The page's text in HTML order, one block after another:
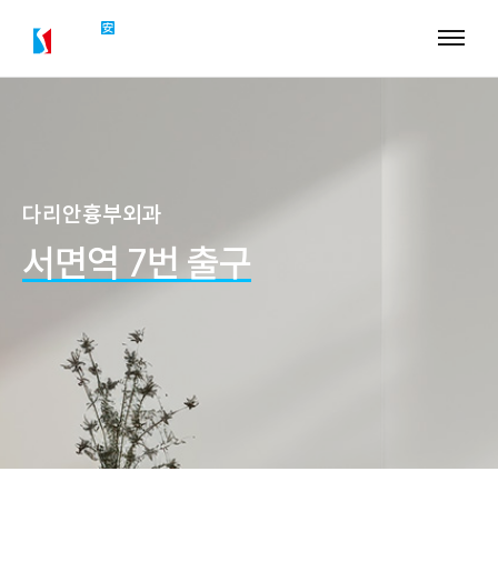
다리안흉부외과
서면역 7번 출구